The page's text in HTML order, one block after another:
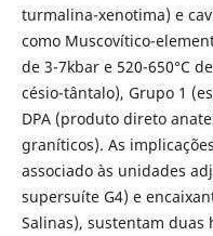
turmalina-xenotima) e
como Muscovítico-
de 3-7kbar e 520-650°C
césio-tântalo), Grupo 1
DPA (produto direto
graníticos). As
associado às unidades
supersuíte G4) e
Salinas), sustentam duas